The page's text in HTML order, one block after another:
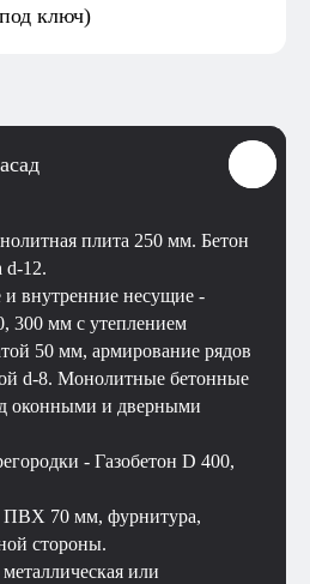
ключ)
плита 250 мм. Бетон
d-12.
внутренние несущие -
300 мм с утеплением
50 мм, армирование рядов
d-8. Монолитные бетонные
оконными и дверными
- Газобетон D 400,
ПВХ 70 мм, фурнитура,
стороны.
или